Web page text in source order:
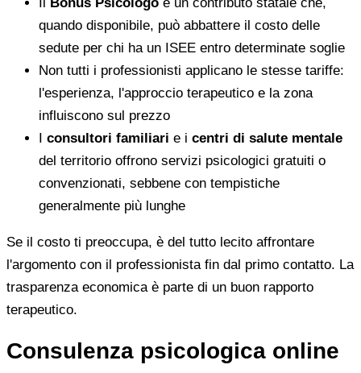
quando disponibile, può abbattere il costo delle
sedute per chi ha un ISEE entro determinate soglie
Non tutti i professionisti applicano le stesse tariffe:
l'esperienza, l'approccio terapeutico e la zona
influiscono sul prezzo
I consultori familiari e i centri di salute mentale
del territorio offrono servizi psicologici gratuiti o
convenzionati, sebbene con tempistiche
generalmente più lunghe
Se il costo ti preoccupa, è del tutto lecito affrontare
l'argomento con il professionista fin dal primo contatto. La
trasparenza economica è parte di un buon rapporto
terapeutico.
Consulenza psicologica online